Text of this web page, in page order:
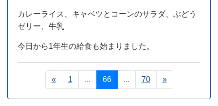
カレーライス、キャベツとコーンのサラダ、ぶどう
ゼリー、牛乳
今日から1年生の給食も始まりました。
« 1 ... 66 ... 70 »